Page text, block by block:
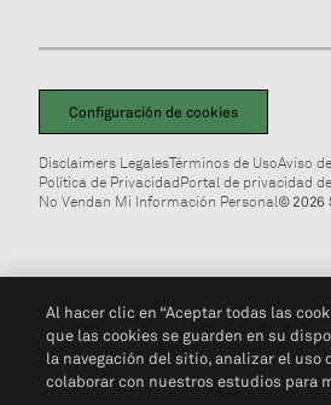
Configuración de cookies
Disclaimers LegalesTérminos de UsoAviso
Política de PrivacidadPortal de privacidad
No Vendan Mi Información Personal© 2026
Al hacer clic en “Aceptar todas las
que las cookies se guarden en su
la navegación del sitio, analizar el uso
colaborar con nuestros estudios para